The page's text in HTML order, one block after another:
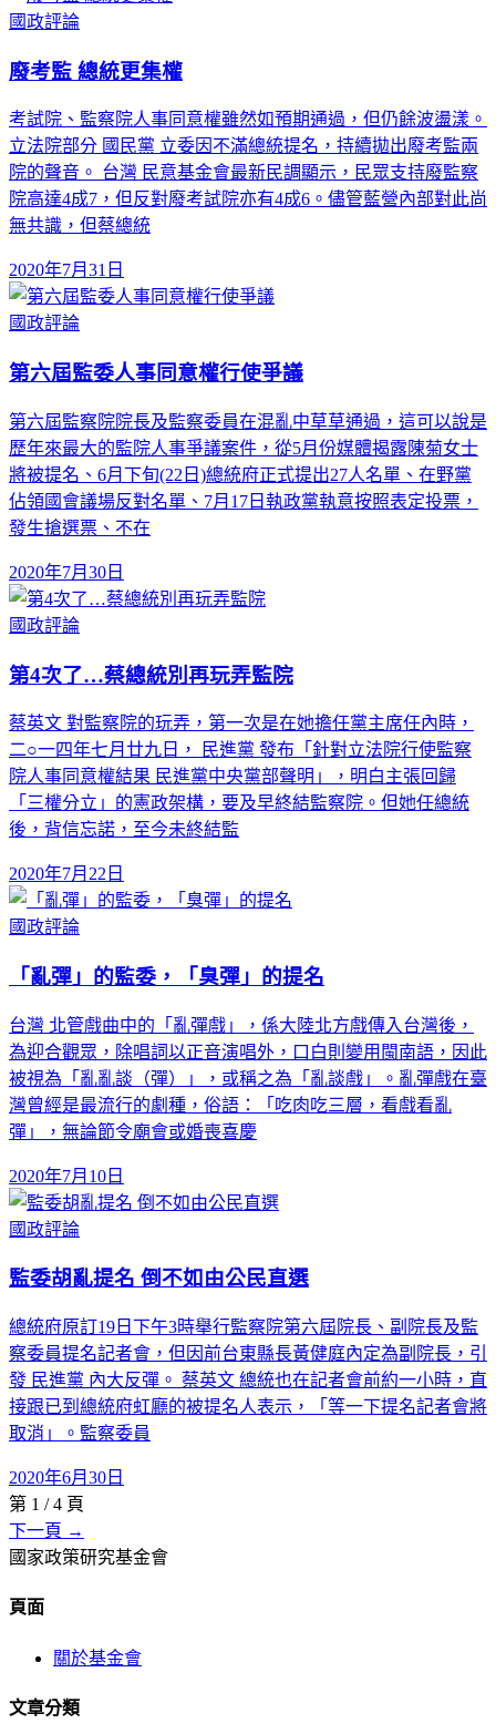
國政評論
廢考監 總統更集權
考試院、監察院人事同意權雖然如預期通過，但仍餘波盪漾。
立法院部分 國民黨 立委因不滿總統提名，持續拋出廢考監兩
院的聲音。 台灣 民意基金會最新民調顯示，民眾支持廢監察
院高達4成7，但反對廢考試院亦有4成6。儘管藍營內部對此尚
無共識，但蔡總統
2020年7月31日
國政評論
第六屆監委人事同意權行使爭議
第六屆監察院院長及監察委員在混亂中草草通過，這可以說是
歷年來最大的監院人事爭議案件，從5月份媒體揭露陳菊女士
將被提名、6月下旬(22日)總統府正式提出27人名單、在野黨
佔領國會議場反對名單、7月17日執政黨執意按照表定投票，
發生搶選票、不在
2020年7月30日
國政評論
第4次了…蔡總統別再玩弄監院
蔡英文 對監察院的玩弄，第一次是在她擔任黨主席任內時，
二○一四年七月廿九日， 民進黨 發布「針對立法院行使監察
院人事同意權結果 民進黨中央黨部聲明」，明白主張回歸
「三權分立」的憲政架構，要及早終結監察院。但她任總統
後，背信忘諾，至今未終結監
2020年7月22日
國政評論
「亂彈」的監委，「臭彈」的提名
台灣 北管戲曲中的「亂彈戲」，係大陸北方戲傳入台灣後，
為迎合觀眾，除唱詞以正音演唱外，口白則變用閩南語，因此
被視為「亂亂談（彈）」，或稱之為「亂談戲」。亂彈戲在臺
灣曾經是最流行的劇種，俗語：「吃肉吃三層，看戲看亂
彈」，無論節令廟會或婚喪喜慶
2020年7月10日
國政評論
監委胡亂提名 倒不如由公民直選
總統府原訂19日下午3時舉行監察院第六屆院長、副院長及監
察委員提名記者會，但因前台東縣長黃健庭內定為副院長，引
發 民進黨 內大反彈。 蔡英文 總統也在記者會前約一小時，直
接跟已到總統府虹廳的被提名人表示，「等一下提名記者會將
取消」。監察委員
2020年6月30日
第 1 /4 頁
下一頁 →
國家政策研究基金會
頁面
關於基金會
文章分類